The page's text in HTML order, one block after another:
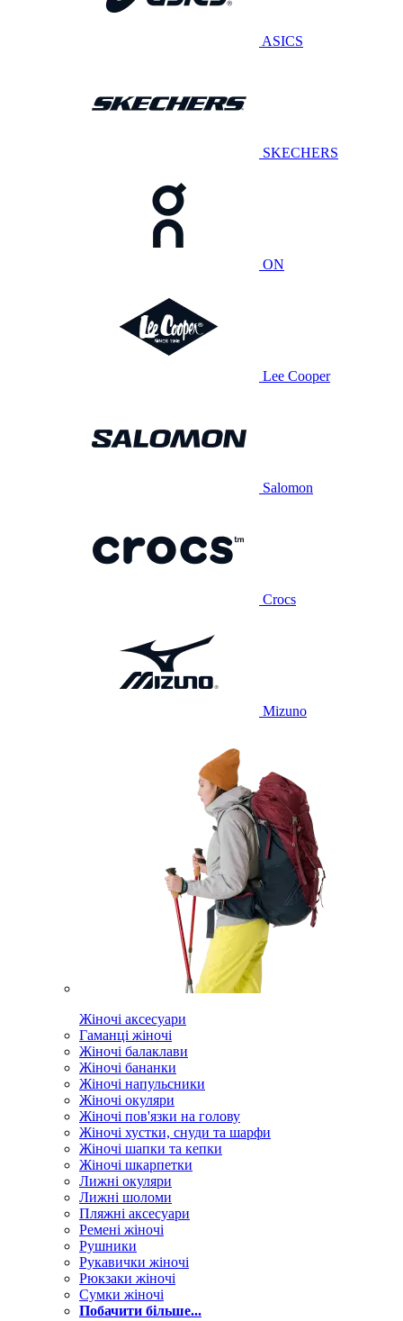
ASICS
SKECHERS
ON
Lee Cooper
Salomon
Crocs
Mizuno
Жіночі аксесуари
Гаманці жіночі
Жіночі балаклави
Жіночі бананки
Жіночі напульсники
Жіночі окуляри
Жіночі пов'язки на голову
Жіночі хустки, снуди та шарфи
Жіночі шапки та кепки
Жіночі шкарпетки
Лижні окуляри
Лижні шоломи
Пляжні аксесуари
Ремені жіночі
Рушники
Рукавички жіночі
Рюкзаки жіночі
Сумки жіночі
Побачити більше...